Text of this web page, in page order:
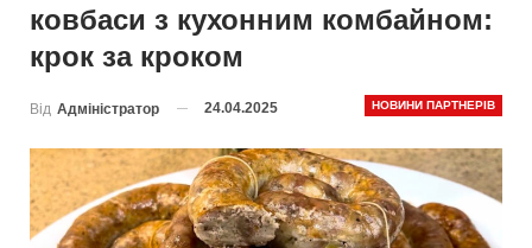
ковбаси з кухонним комбайном:
крок за кроком
НОВИНИ ПАРТНЕРІВ
Від Адміністратор 24.04.2025